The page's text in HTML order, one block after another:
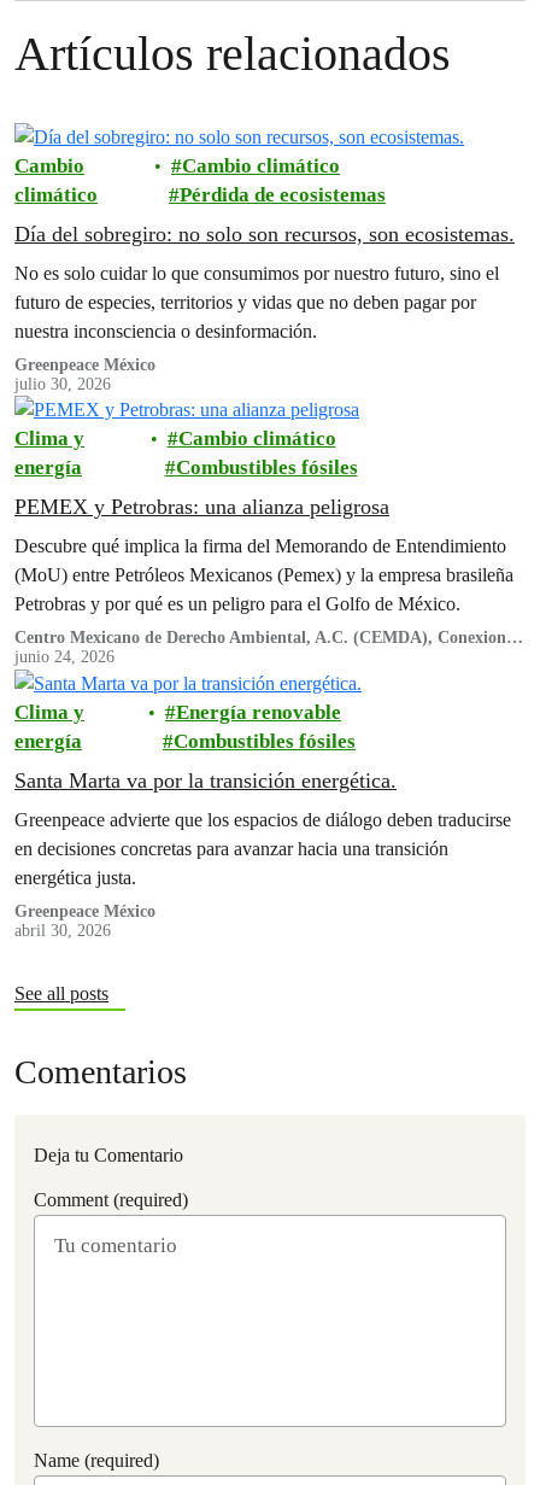
Artículos relacionados
Cambio
climático
Cambio climático
Pérdida de ecosistemas
Día del sobregiro: no solo son recursos, son ecosistemas.
No es solo cuidar lo que consumimos por nuestro futuro, sino el
futuro de especies, territorios y vidas que no deben pagar por
nuestra inconsciencia o desinformación.
Greenpeace México
julio 30, 2026
Clima y
energía
Cambio climático
Combustibles fósiles
PEMEX y Petrobras: una alianza peligrosa
Descubre qué implica la firma del Memorando de Entendimiento
(MoU) entre Petróleos Mexicanos (Pemex) y la empresa brasileña
Petrobras y por qué es un peligro para el Golfo de México.
Centro Mexicano de Derecho Ambiental, A.C. (CEMDA), Conexiones
Climáticas, Engenera, Greenpeace México A.C., Nuestro Futuro,
Oceana
junio 24, 2026
Clima y
energía
Energía renovable
Combustibles fósiles
Santa Marta va por la transición energética.
Greenpeace advierte que los espacios de diálogo deben traducirse
en decisiones concretas para avanzar hacia una transición
energética justa.
Greenpeace México
abril 30, 2026
See all posts
Comentarios
Deja tu Comentario
Comment (required)
Name (required)